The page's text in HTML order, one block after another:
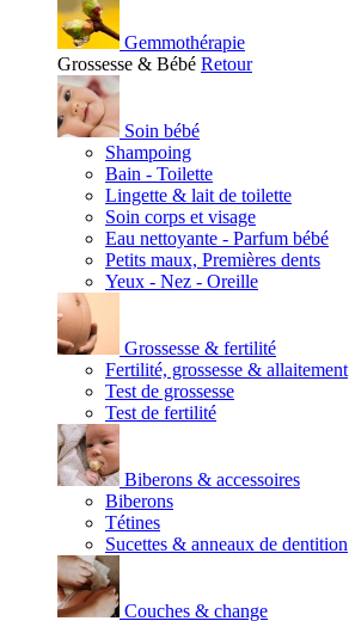
Gemmothérapie
Grossesse & Bébé Retour
Soin bébé
Shampoing
Bain - Toilette
Lingette & lait de toilette
Soin corps et visage
Eau nettoyante - Parfum bébé
Petits maux, Premières dents
Yeux - Nez - Oreille
Grossesse & fertilité
Fertilité, grossesse & allaitement
Test de grossesse
Test de fertilité
Biberons & accessoires
Biberons
Tétines
Sucettes & anneaux de dentition
Couches & change